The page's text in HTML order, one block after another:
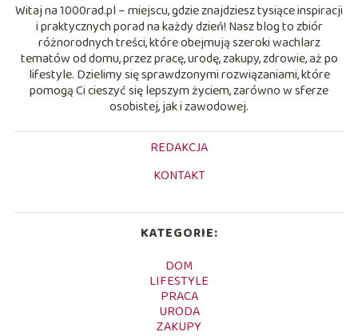
Witaj na 1000rad.pl – miejscu, gdzie znajdziesz tysiące inspiracji
i praktycznych porad na każdy dzień! Nasz blog to zbiór
różnorodnych treści, które obejmują szeroki wachlarz
tematów od domu, przez pracę, urodę, zakupy, zdrowie, aż po
lifestyle. Dzielimy się sprawdzonymi rozwiązaniami, które
pomogą Ci cieszyć się lepszym życiem, zarówno w sferze
osobistej, jak i zawodowej.
REDAKCJA
KONTAKT
KATEGORIE:
DOM
LIFESTYLE
PRACA
URODA
ZAKUPY